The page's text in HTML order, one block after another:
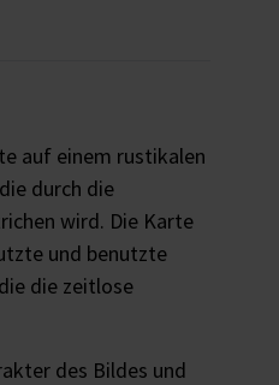
auf einem rustikalen
durch die
wird. Die Karte
und benutzte
die zeitlose
des Bildes und